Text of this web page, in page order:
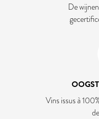
De
Vins issus à